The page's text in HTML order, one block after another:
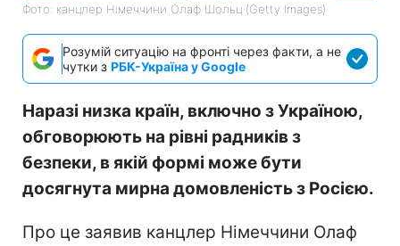
Фото: канцлер Німеччини Олаф Шольц (Getty Images)
Розумій ситуацію на фронті через факти, а не
чутки з РБК-Україна у Google
Наразі низка країн, включно з Україною,
обговорюють на рівні радників з
безпеки, в якій формі може бути
досягнута мирна домовленість з Росією.
Про це заявив канцлер Німеччини Олаф